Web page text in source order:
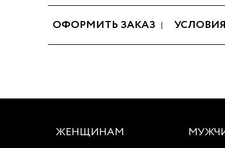
ОФОРМИТЬ ЗАКАЗ
ЖЕНЩИНАМ